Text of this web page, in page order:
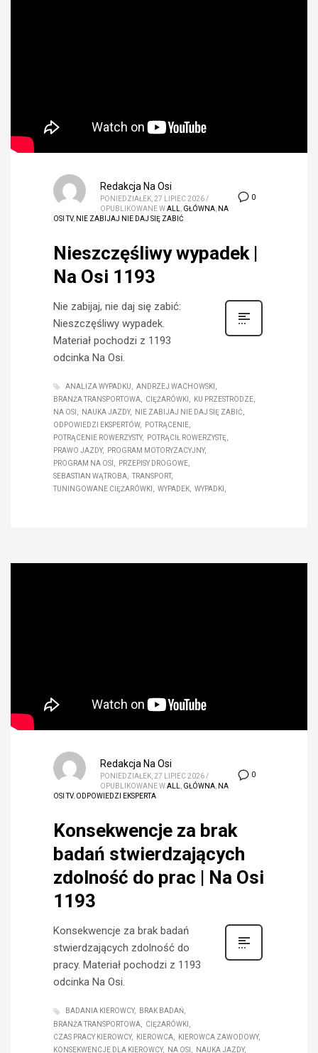
0
Redakcja Na Osi
PONIEDZIAŁEK, 27 LIPIEC 2026 /
OPUBLIKOWANE WALL GŁÓWNA NA
OSI TV, NIE ZABIJAJ NIE DAJ SIĘ ZABIĆ
Nieszczęśliwy wypadek |
Na Osi 1193
Nie zabijaj, nie daj się zabić:
Nieszczęśliwy wypadek.
Materiał pochodzi z 1193
odcinka Na Osi.
ANALIZA WYPADKU
ANDRZEJ WACHOWSKI
BRANŻA TRANSPORTOWA
CIĘŻARÓWKI
KU PRZESTRODZE
NA OSI
NAUKA JAZDY
NIE ZABIJAJ NIE DAJ SIĘ ZABIĆ
ODPOWIEDZI EKSPERTÓW
POTRĄCENIE
POTRĄCENIE ROWERZYSTY
POTRĄCIŁ ROWERZYSTĘ
PRAWO JAZDY
PROGRAM MOTORYZACYJNY
PROGRAM NA OSI
PRZEPISY DROGOWE
SEBASTIAN WĄTROBA
TRANSPORT
TUNINGOWANE CIĘŻARÓWKI
WYPADEK WYPADKI
0
Redakcja Na Osi
PONIEDZIAŁEK, 27 LIPIEC 2026/
OPUBLIKOWANE WALL, GŁÓWNA, NA
OSI TV, ODPOWIEDZI EKSPERTA
Konsekwencje za brak
badań stwierdzających
zdolność do prac | Na Osi
1193
Konsekwencje za brak badań
stwierdzających zdolność do
pracy. Materiał pochodzi z 1193
odcinka Na Osi.
BADANIA KIEROWCY
BRAK BADAŃ
BRANŻA TRANSPORTOWA
CIĘŻARÓWKI
CZAS PRACY KIEROWCY
KIEROWCA
KIEROWCA ZAWODOWY
KONSEKWENCJE DLA KIEROWCY
NA OSI NAUKA JAZDY